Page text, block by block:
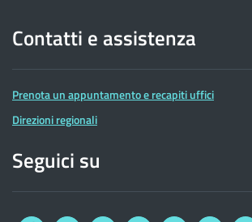
Contatti e assistenza
Prenota un appuntamento e recapiti uffici
Direzioni regionali
Seguici su